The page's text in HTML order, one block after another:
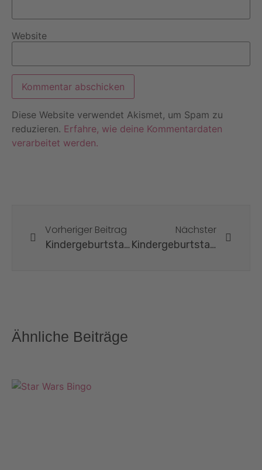
Website
Diese Website verwendet Akismet, um Spam zu
reduzieren. Erfahre, wie deine Kommentardaten
verarbeitet werden.
Vorheriger Beitrag
Kindergeburtstag „Superhelden“
Nächster
Kindergeburtstag „Pokémon“
Ähnliche Beiträge